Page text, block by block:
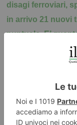
disagi ferroviari,
in arrivo 21 nuovi
puntuale. E’
dall’assessore
Balocco,
in risposta
Fluttero (FI) sui
contratto ponte